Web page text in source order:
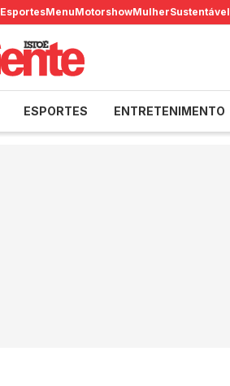
EsportesMenuMotorshowMulherSustentável
ESPORTES ENTRETENIMENTO